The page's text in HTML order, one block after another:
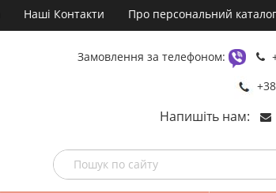
Наші Контакти Про персональний каталог
Замовлення за телефоном:
Напишіть нам: